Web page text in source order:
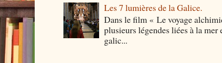
Les 7 lumières de la Galice.
Dans le film « Le voyage
plusieurs légendes liées à la mer
galic...